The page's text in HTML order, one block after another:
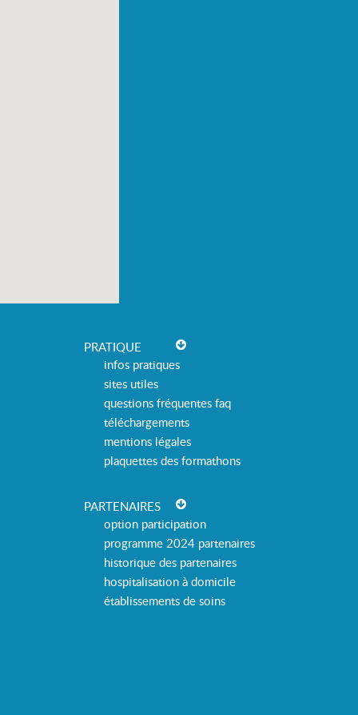
PRATIQUE
infos pratiques
sites utiles
questions fréquentes faq
téléchargements
mentions légales
plaquettes des formathons
PARTENAIRES
option participation
programme 2024 partenaires
historique des partenaires
hospitalisation à domicile
établissements de soins